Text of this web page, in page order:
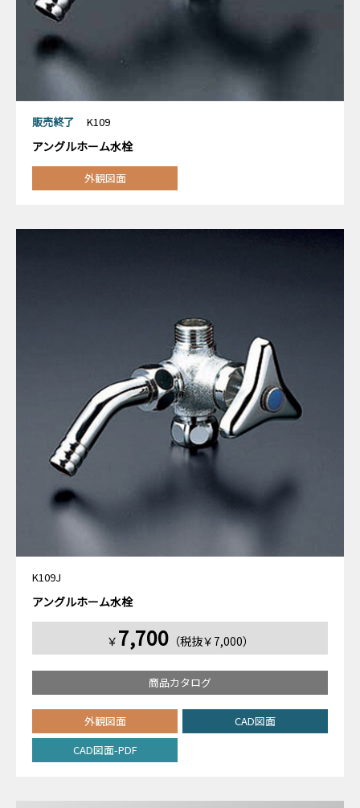
販売終了 K109
アングルホーム水栓
外観図面
K109J
アングルホーム水栓
￥ 7,700（税抜￥7,000）
商品カタログ
外観図面
CAD図面
CAD図面-PDF